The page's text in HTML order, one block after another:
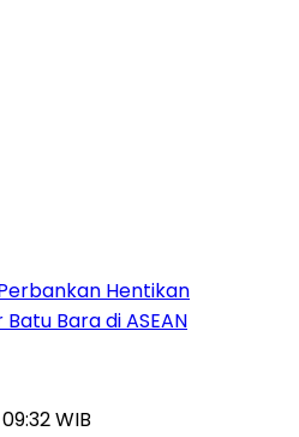
Hentikan
Bara di ASEAN
WIB